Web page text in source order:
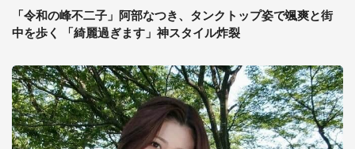
「令和の峰不二子」阿部なつき、タンクトップ姿で颯爽と街
中を歩く 「綺麗過ぎます」神スタイル炸裂